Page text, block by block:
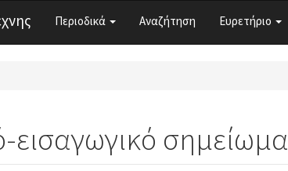
Περιοδικά Αναζήτηση Ευρετήριο
εισαγωγικό σημείωμα